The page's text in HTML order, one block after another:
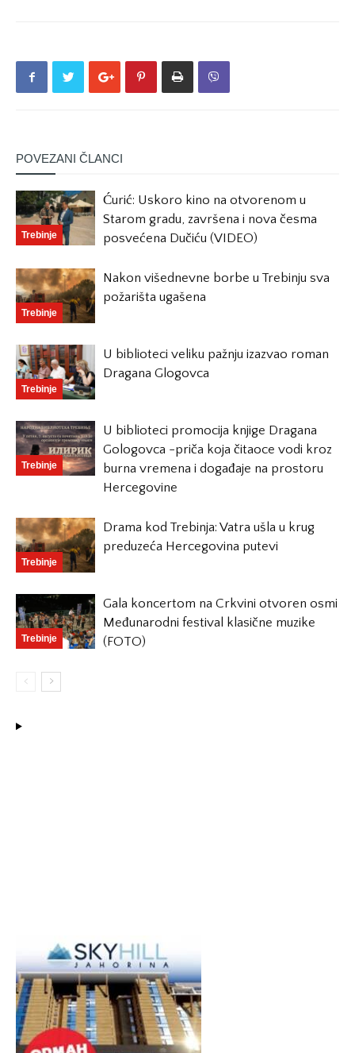
POVEZANI ČLANCI
Trebinje
Ćurić: Uskoro kino na otvorenom u
Starom gradu, završena i nova česma
posvećena Dučiću (VIDEO)
Trebinje
Nakon višednevne borbe u Trebinju sva
požarišta ugašena
Trebinje
U biblioteci veliku pažnju izazvao roman
Dragana Glogovca
Trebinje
U biblioteci promocija knjige Dragana
Gologovca -priča koja čitaoce vodi kroz
burna vremena i događaje na prostoru
Hercegovine
Trebinje
Drama kod Trebinja: Vatra ušla u krug
preduzeća Hercegovina putevi
Trebinje
Gala koncertom na Crkvini otvoren osmi
Međunarodni festival klasične muzike
(FOTO)